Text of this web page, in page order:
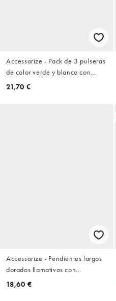
Accessorize - Pack de 3 pulseras
de color verde y blanco con
fragmentos de resina
21,70 €
Accessorize - Pendientes largos
dorados llamativos con
tres piedras verdes
18,60 €